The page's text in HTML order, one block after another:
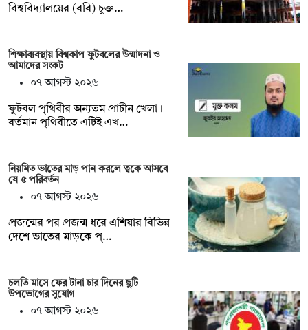
বিশ্ববিদ্যালয়ের (ববি) চুক্ত…
শিক্ষাব্যবস্থায় বিশ্বকাপ ফুটবলের উন্মাদনা ও
আমাদের সংকট
০৭ আগস্ট ২০২৬
ফুটবল পৃথিবীর অন্যতম প্রাচীন খেলা।
বর্তমান পৃথিবীতে এটিই এখ…
নিয়মিত ভাতের মাড় পান করলে ত্বকে আসবে
যে ৫ পরিবর্তন
০৭ আগস্ট ২০২৬
প্রজন্মের পর প্রজন্ম ধরে এশিয়ার বিভিন্ন
দেশে ভাতের মাড়কে প্…
চলতি মাসে ফের টানা চার দিনের ছুটি
উপভোগের সুযোগ
০৭ আগস্ট ২০২৬